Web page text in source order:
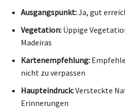
Ausgangspunkt:Ja, gut
Vegetation: Üppige
Madeiras
Kartenempfehlung:
nicht zu verpassen
Haupteindruck:Versteckte
Erinnerungen